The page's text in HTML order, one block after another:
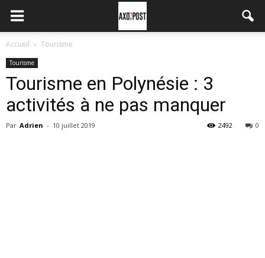
Accueil Tourisme
Tourisme
Tourisme en Polynésie : 3
activités à ne pas manquer
Par Adrien - 10 juillet 2019 0
2492